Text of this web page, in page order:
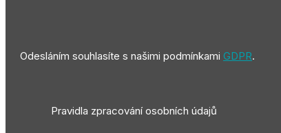
Odesláním souhlasíte s našimi podmínkami GDPR.
Pravidla zpracování osobních údajů